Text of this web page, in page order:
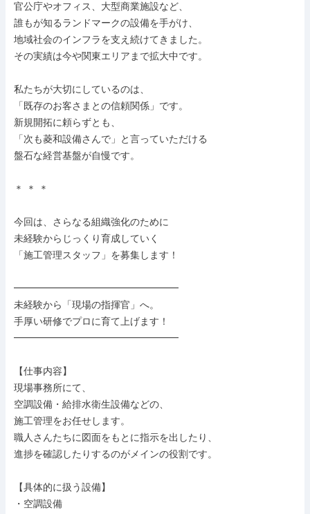
官公庁やオフィス、大型商業施設など、
誰もが知るランドマークの設備を手がけ、
地域社会のインフラを支え続けてきました。
その実績は今や関東エリアまで拡大中です。
私たちが大切にしているのは、
「既存のお客さまとの信頼関係」です。
新規開拓に頼らずとも、
「次も菱和設備さんで」と言っていただける
盤石な経営基盤が自慢です。
＊ ＊ ＊
今回は、さらなる組織強化のために
未経験からじっくり育成していく
「施工管理スタッフ」を募集します！
━━━━━━━━━━━━━━━━━
未経験から「現場の指揮官」へ。
手厚い研修でプロに育て上げます！
━━━━━━━━━━━━━━━━━
【仕事内容】
現場事務所にて、
空調設備・給排水衛生設備などの、
施工管理をお任せします。
職人さんたちに図面をもとに指示を出したり、
進捗を確認したりするのがメインの役割です。
【具体的に扱う設備】
・空調設備